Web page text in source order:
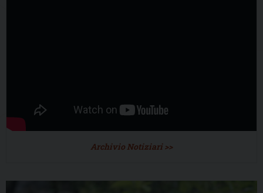
Archivio Notiziari >>